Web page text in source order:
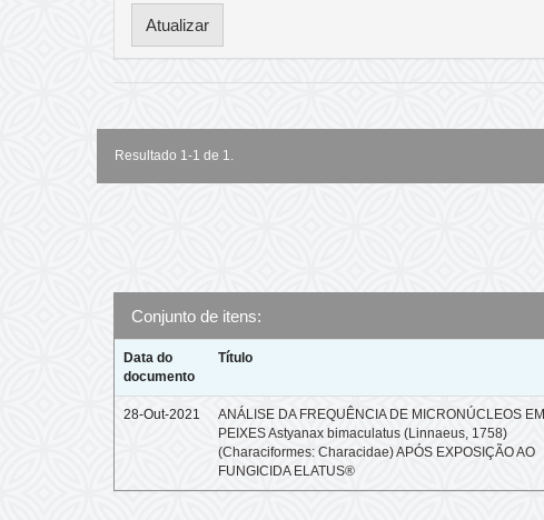
Resultado 1-1 de 1.
Conjunto de itens:
Data do
documento
Título
28-Out-2021
ANÁLISE DA FREQUÊNCIA DE MICRONÚCLEOS EM
PEIXES Astyanax bimaculatus (Linnaeus, 1758)
(Characiformes: Characidae) APÓS EXPOSIÇÃO AO
FUNGICIDA ELATUS®